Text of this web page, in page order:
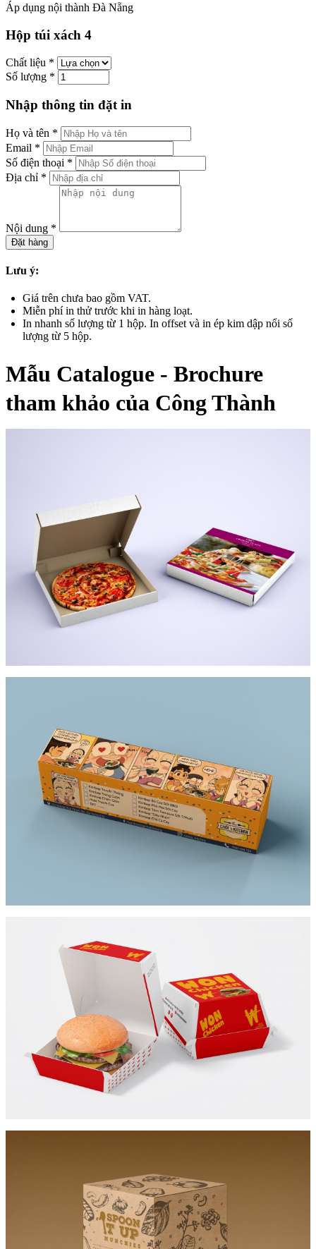
Áp dụng nội thành Đà Nẵng
Hộp túi xách 4
Chất liệu *
Số lượng *
Nhập thông tin đặt in
Họ và tên *
Email *
Số điện thoại *
Địa chỉ *
Nội dung *
Đặt hàng
Lưu ý:
Giá trên chưa bao gồm VAT.
Miễn phí in thử trước khi in hàng loạt.
In nhanh số lượng từ 1 hộp. In offset và in ép kim dập nổi số
lượng từ 5 hộp.
Mẫu Catalogue - Brochure
tham khảo của Công Thành